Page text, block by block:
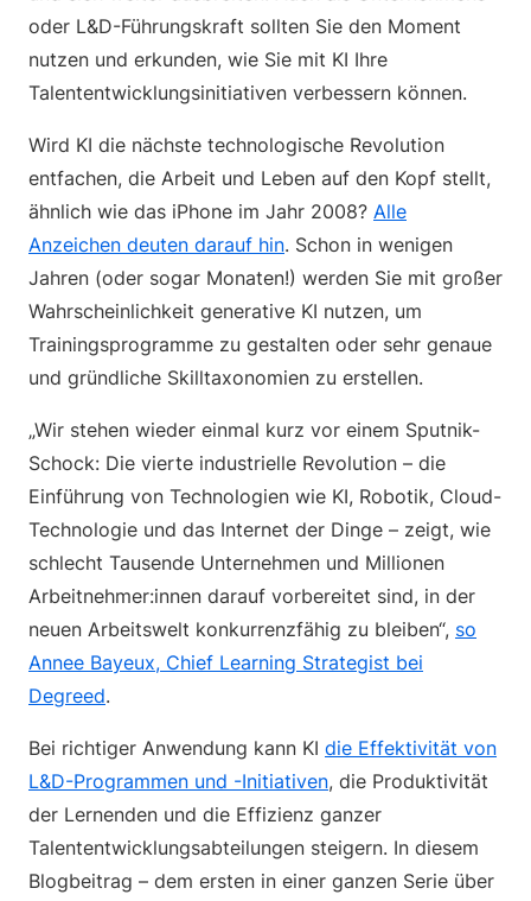
oder L&D-Führungskraft sollten Sie den Moment
nutzen und erkunden, wie Sie mit KI Ihre
Talententwicklungsinitiativen verbessern können.
Wird KI die nächste technologische Revolution
entfachen, die Arbeit und Leben auf den Kopf stellt,
ähnlich wie das iPhone im Jahr 2008? Alle
Anzeichen deuten darauf hin. Schon in wenigen
Jahren (oder sogar Monaten!) werden Sie mit großer
Wahrscheinlichkeit generative KI nutzen, um
Trainingsprogramme zu gestalten oder sehr genaue
und gründliche Skilltaxonomien zu erstellen.
„Wir stehen wieder einmal kurz vor einem Sputnik-
Schock: Die vierte industrielle Revolution – die
Einführung von Technologien wie KI, Robotik, Cloud-
Technologie und das Internet der Dinge – zeigt, wie
schlecht Tausende Unternehmen und Millionen
Arbeitnehmer:innen darauf vorbereitet sind, in der
neuen Arbeitswelt konkurrenzfähig zu bleiben“, so
Annee Bayeux, Chief Learning Strategist bei
Degreed.
Bei richtiger Anwendung kann KI die Effektivität von
L&D-Programmen und -Initiativen, die Produktivität
der Lernenden und die Effizienz ganzer
Talententwicklungsabteilungen steigern. In diesem
Blogbeitrag – dem ersten in einer ganzen Serie über